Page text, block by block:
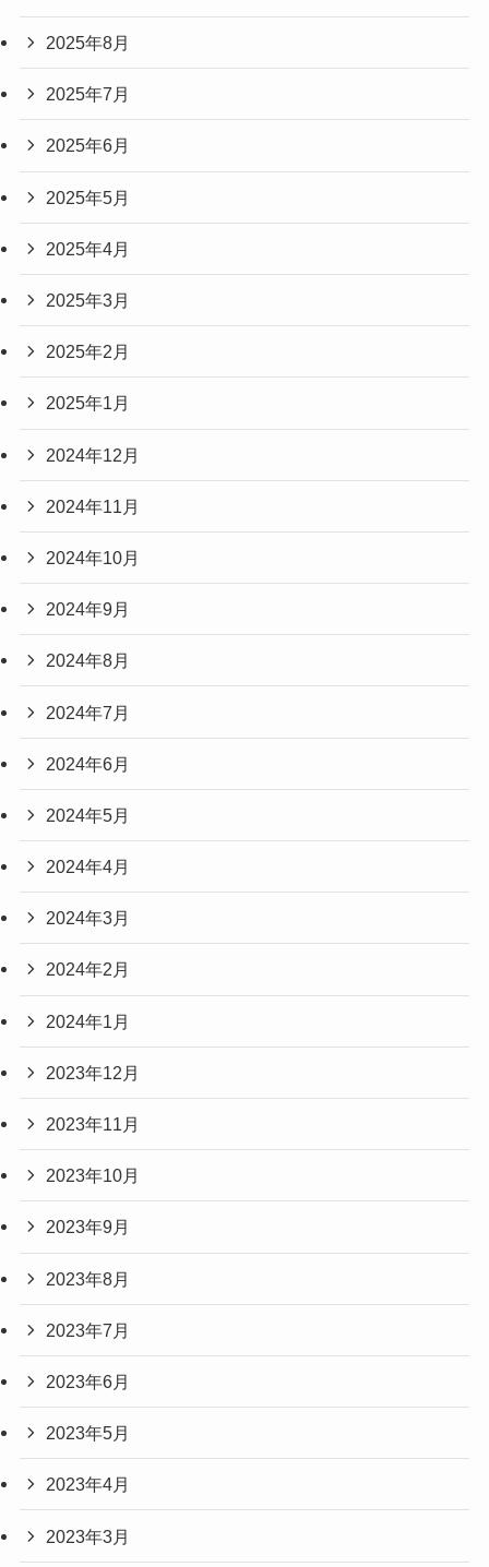
2025年8月
2025年7月
2025年6月
2025年5月
2025年4月
2025年3月
2025年2月
2025年1月
2024年12月
2024年11月
2024年10月
2024年9月
2024年8月
2024年7月
2024年6月
2024年5月
2024年4月
2024年3月
2024年2月
2024年1月
2023年12月
2023年11月
2023年10月
2023年9月
2023年8月
2023年7月
2023年6月
2023年5月
2023年4月
2023年3月